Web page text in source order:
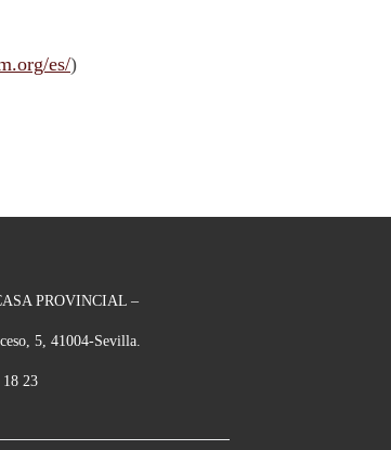
es/)
PROVINCIAL –
5, 41004-Sevilla.
23